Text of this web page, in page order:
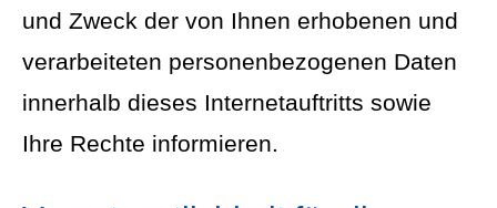
und Zweck der von Ihnen erhobenen und
verarbeiteten personenbezogenen Daten
innerhalb dieses Internetauftritts sowie
Ihre Rechte informieren.